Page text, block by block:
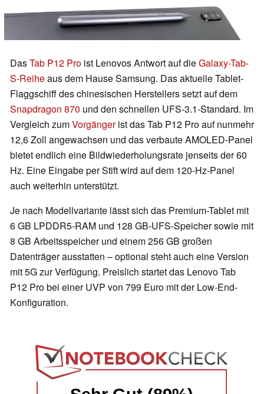
DasTab P12 Pro ist Lenovos Antwort auf dieGalaxy-Tab-
S-Reiheaus dem Hause Samsung. Das aktuelle Tablet-
Flaggschiff des chinesischen Herstellers setzt auf dem
Snapdragon 870 und den schnellen UFS-3.1-Standard. Im
Vergleich zumVorgängerist das Tab P12 Pro auf nunmehr
12,6 Zoll angewachsen und das verbaute AMOLED-Panel
bietet endlich eine Bildwiederholungsrate jenseits der 60
Hz. Eine Eingabe per Stift wird auf dem 120-Hz-Panel
auch weiterhin unterstützt.
Je nach Modellvariante lässt sich das Premium-Tablet mit
6 GB LPDDR5-RAM und 128 GB-UFS-Speicher sowie mit
8 GB Arbeitsspeicher und einem 256 GB großen
Datenträger ausstatten – optional steht auch eine Version
mit 5G zur Verfügung. Preislich startet das Lenovo Tab
P12 Pro bei einer UVP von 799 Euro mit der Low-End-
Konfiguration.